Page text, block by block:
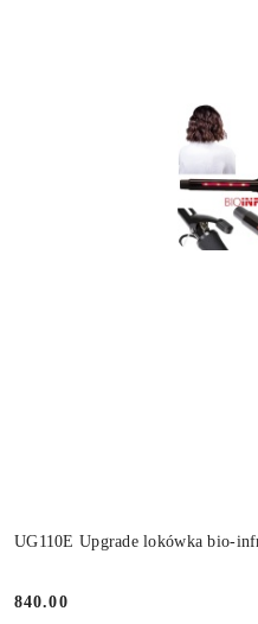
UG110E Upgrade lokówka bio-
Cena:
840.00